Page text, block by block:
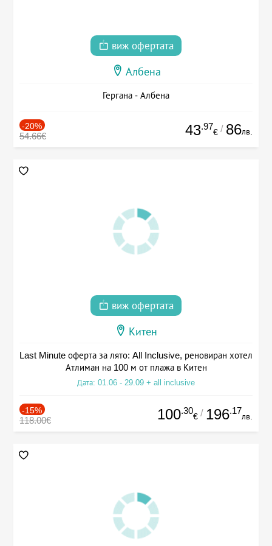
виж офертата
Албена
Гергана - Албена
-20%
54.66€ 43.97
€ / 86лв.
виж офертата
Китен
Last Minute оферта за лято: All Inclusive, реновиран хотел
Атлиман на 100 м от плажа в Китен
Дата: 01.06 - 29.09 + all inclusive
-15%
118.00€ 100.30
€ / 196.17
лв.